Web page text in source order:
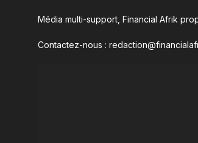
Média multi-support, Financial Afrik
Contactez-nous :